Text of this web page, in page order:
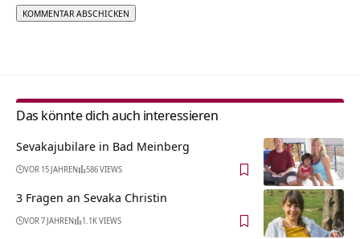
Das könnte dich auch interessieren
Sevakajubilare in Bad Meinberg
VOR 15 JAHREN 586 VIEWS
3 Fragen an Sevaka Christin
VOR 7 JAHREN 1.1K VIEWS